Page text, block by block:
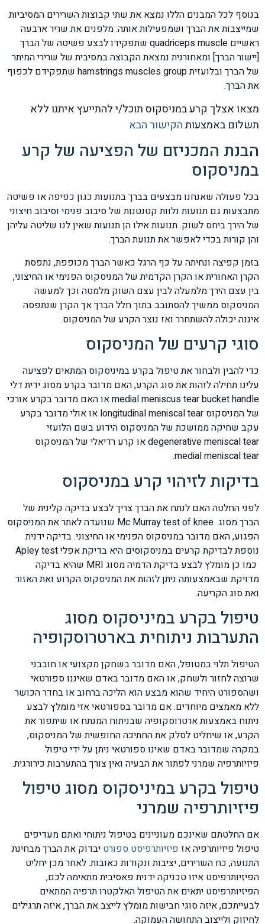
בנוסף לכל המבנים הללו נמצא את שתי קבוצות השרירים המסיביות
שמייצבות את הברך ושמפעילות אותה: מלפנים את שריר ארבעה
ראשיים quadriceps muscle שתפקידו לבצע פשיטה של הברך
[יישור הברך] ומאחורנית נמצאת הקבוצה במסיבית של שרירי המיתר
של הברך ובלועזית hamstrings muscles group שתפקידם לכפוף
את הברך.
מצאו אצלך קרע במניסקוס תוכל/י להתייעץ איתנו ללא
תשלום באמצעותהקישור הבא
הבנת המכניזם של הפציעה של קרע
במניסקוס
בכל פעולה שאנחנו מבצעים בברך בתנועות כגון כפיפה או פשיטה
מתבצעות גם תנועות נלוות קטנטנות של סיבוב פנימי וסיבוב חיצוני
של הירך ביחס לשוק. תנועות אילו הן תנועות שאין לנו שליטה עליהן
והן קורות בכדי לאפשר את תנועת הברך.
בזמן קפיצה ונחיתה על כף הרגל כאשר הברך מכופפת, נתפסת
הקרן האחורית או הקרן הקדמית של המניסקוס הפנימי או החיצוני,
בין עצם הירך מלמעלה לבין עצם השוק מלמטה וכך למעשה
המניסקוס ממשיך להסתובב בתוך חלל הברך אך הקרן שנתפסה
איננה יכולה להשתחרר ואז נוצר הקרע של המניסקוס.
סוגי קרעים של המניסקוס
כדי להבין ולבחור את טיפול בקרע במיניסקוס המתאים לפציעה
עלינו תחילה לזהות את סוג הקרע, האם מדובר בקרע מסוג ידית דלי
medial meniscus tear bucket handle או האם מדובר בקרע אורכי
של המניסקוס longitudinal meniscal tear או אולי מדובר בקרע
עקב שחיקה ממושכת של המניסקוס הידוע בשם הלועזי
degenerative meniscal tear או קרע רדיאלי של המניסקוס
medial meniscal tear.
בדיקות לזיהוי קרע במניסקוס
לפני החלטה האם לנתח את הברך צריך לבצע בדיקה קלינית של
הברך מסוג Mc Murray test of knee שנועדה לאתר את המניסקוס
הפגוע, האם מדובר במניסקוס הפנימי או החיצוני. בדיקה ידנית
נוספת לבדיקת קרעים במניסקוסים היא בדיקת אפלי Apley test
כמו כן מומלץ לבצע בדיקת הדמיה מסוג MRI שהיא בדיקה
מדויקת שבאמצעותה ניתן לזהות את המניסקוס הקרוע ואת האזור
ואת סוג הקריעה.
טיפול בקרע במיניסקוס מסוג
התערבות ניתוחית בארטרוסקופיה
הטיפול תלוי במטופל, האם מדובר בשחקן מקצועי או חובבני
שרוצה לחזור ולשחק, או האם מדובר באדם שאיננו ספורטאי
ושהספורט היחיד שהוא מבצע הוא הליכה ברחוב או בחדר הכושר
ללא מאמצים מיוחדים. אם מדובר בספורטאי אזי מומלץ לבצע
ניתוח באמצעות ארטרוסקופיה שבניתוח המנתח או שיתפור את
הקרע, או שיחליט לסלק את החתיכה החופשית של המניסקוס,
במקרה שמדובר באדם שאינו ספורטאי ניתן על ידי טיפול
פיזיותרפיה שמרני לפתור את הבעיה ואין צורך בהתערבות כירורגית.
טיפול בקרע במיניסקוס מסוג טיפול
פיזיותרפיה שמרני
אם החלטתם שאינכם מעוניינים בטיפול ניתוחי ואתם מעדיפים
טיפול פיזיותרפיה אז פיזיותרפיסט ספורט יבדוק את הברך מבחינת
התנועה, כח השרירים, יציבות ונקודות כאובות. לאחר מכן יחליט
הפיזיותרפיסט איזו טכניקה ידנית פאסיבית מתאימה לכם,
הפיזיותרפיסט יתאים את הטיפול האלקטרו תרפיה המתאים
לבעייתכם, איזה סוגי חבישות מומלץ לייצב את הברך, איזה תרגילים
לחיזוק ולייצוב התחושה העמוקה.